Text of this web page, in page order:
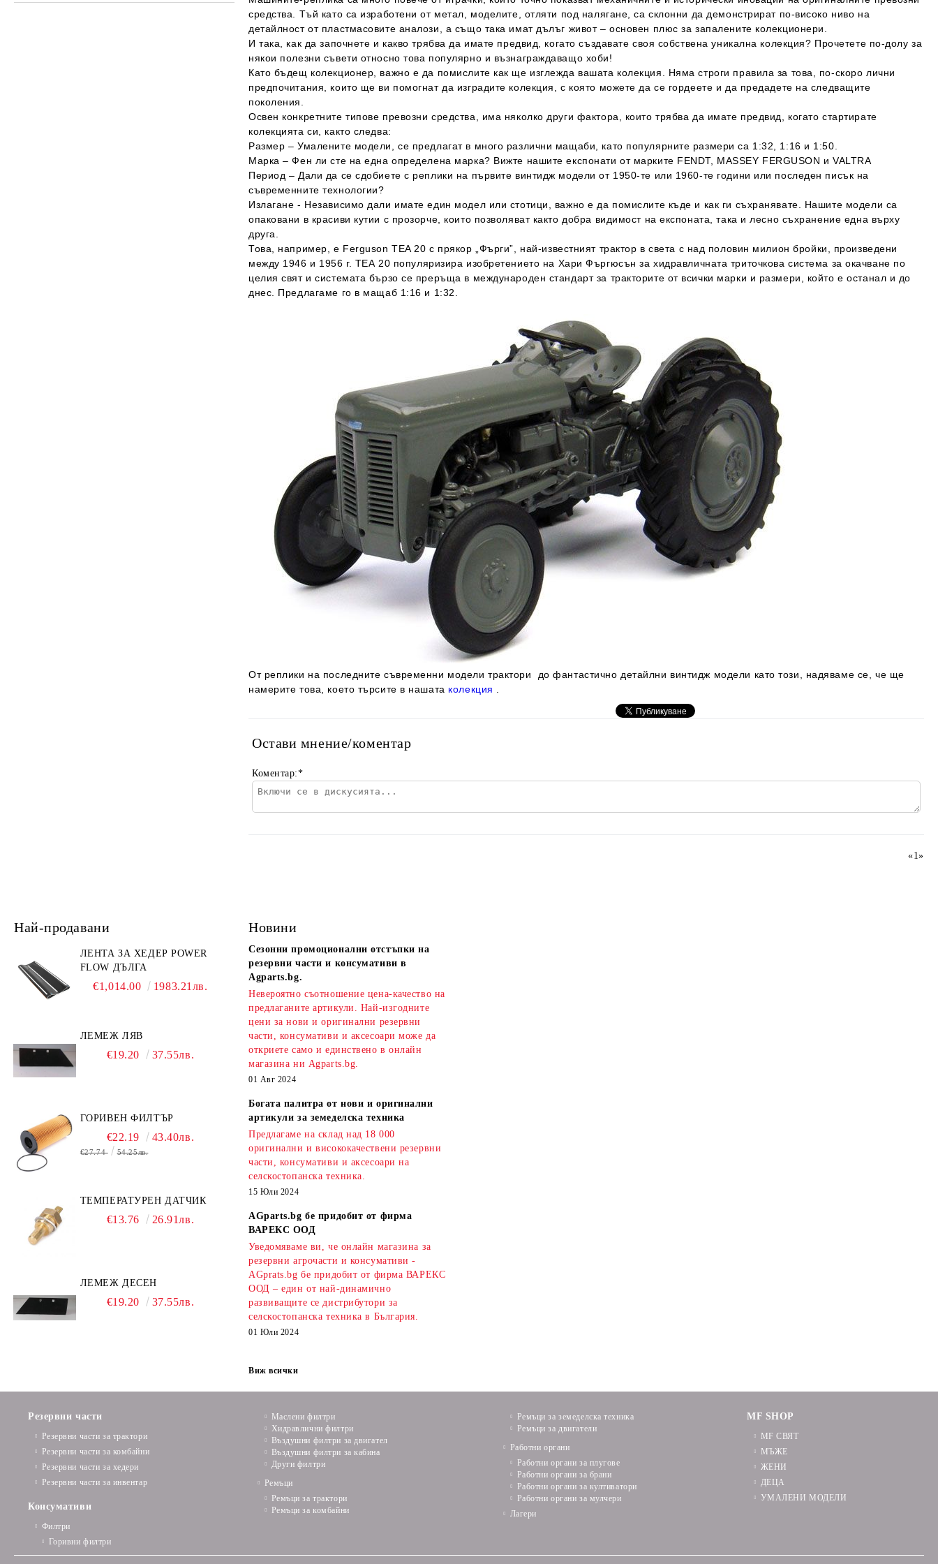
средства. Тъй като са изработени от метал, моделите, отляти под налягане, са склонни да демонстрират по-високо ниво на
детайлност от пластмасовите аналози, а също така имат дълъг живот – основен плюс за запалените колекционери.
И така, как да започнете и какво трябва да имате предвид, когато създавате своя собствена уникална колекция? Прочетете по-долу за
някои полезни съвети относно това популярно и възнаграждаващо хоби!
Като бъдещ колекционер, важно е да помислите как ще изглежда вашата колекция. Няма строги правила за това, по-скоро лични
предпочитания, които ще ви помогнат да изградите колекция, с която можете да се гордеете и да предадете на следващите
поколения.
Освен конкретните типове превозни средства, има няколко други фактора, които трябва да имате предвид, когато стартирате
колекцията си, както следва:
Размер – Умалените модели, се предлагат в много различни мащаби, като популярните размери са 1:32, 1:16 и 1:50.
Марка – Фен ли сте на една определена марка? Вижте нашите експонати от марките FENDT, MASSEY FERGUSON и VALTRA
Период – Дали да се сдобиете с реплики на първите винтидж модели от 1950-те или 1960-те години или последен писък на
съвременните технологии?
Излагане - Независимо дали имате един модел или стотици, важно е да помислите къде и как ги съхранявате. Нашите модели са
опаковани в красиви кутии с прозорче, които позволяват както добра видимост на експоната, така и лесно съхранение една върху
друга.
Това, например, е Ferguson TEA20 с прякор „Фърги”, най-известният трактор в света с над половин милион бройки, произведени
между 1946 и 1956 г. TEА 20 популяризира изобретението на Хари Фъргюсън за хидравличната триточкова система за окачване по
целия свят и системата бързо се преръща в международен стандарт за тракторите от всички марки и размери, който е останал и до
днес. Предлагаме го в мащаб 1:16 и 1:32.
От реплики на последните съвременни модели трактори до фантастично детайлни винтидж модели като този, надяваме се, че ще
намерите това, което търсите в нашата колекция
Остави мнение/коментар
Коментар:*
«1»
Най-продавани
ЛЕНТА ЗА ХЕДЕР POWER
FLOW ДЪЛГА
€1,014.00 1983.21лв.
ЛЕМЕЖ ЛЯВ
€19.20 37.55лв.
ГОРИВЕН ФИЛТЪР
€22.19 43.40лв.
€27.74 54.25лв.
ТЕМПЕРАТУРЕН ДАТЧИК
€13.76 26.91лв.
ЛЕМЕЖ ДЕСЕН
€19.20 37.55лв.
Новини
Сезонни промоционални отстъпки на
резервни части и консумативи в
Agparts.bg.
Невероятно съотношение цена-качество на
предлаганите артикули. Най-изгодните
цени за нови и оригинални резервни
части, консумативи и аксесоари може да
откриете само и единствено в онлайн
магазина ни Agparts.bg.
01 Авг 2024
Богата палитра от нови и оригинални
артикули за земеделска техника
Предлагаме на склад над 18 000
оригинални и висококачествени резервни
части, консумативи и аксесоари на
селскостопанска техника.
15 Юли 2024
AGparts.bg бе придобит от фирма
ВАРЕКС ООД
Уведомяваме ви, че онлайн магазина за
резервни агрочасти и консумативи -
AGprats.bg бе придобит от фирма ВАРЕКС
ООД – един от най-динамично
развиващите се дистрибутори за
селскостопанска техника в България.
01 Юли 2024
Виж всички
Резервни части
Резервни части за трактори
Резервни части за комбайни
Резервни части за хедери
Резервни части за инвентар
Консумативи
Филтри
Горивни филтри
Маслени филтри
Хидравлични филтри
Въздушни филтри за двигател
Въздушни филтри за кабина
Други филтри
Ремъци
Ремъци за трактори
Ремъци за комбайни
Ремъци за земеделска техника
Ремъци за двигатели
Работни органи
Работни органи за плугове
Работни органи за брани
Работни органи за култиватори
Работни органи за мулчери
Лагери
MF SHOP
MF СВЯТ
МЪЖЕ
ЖЕНИ
ДЕЦА
УМАЛЕНИ МОДЕЛИ